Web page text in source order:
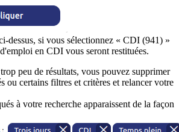
dessus, si vous sélectionnez « CDI (941) »
en CDI vous seront restituées.
peu de résultats, vous pouvez supprimer
ou certains filtres et critères et relancer votre
à votre recherche apparaissent de la façon